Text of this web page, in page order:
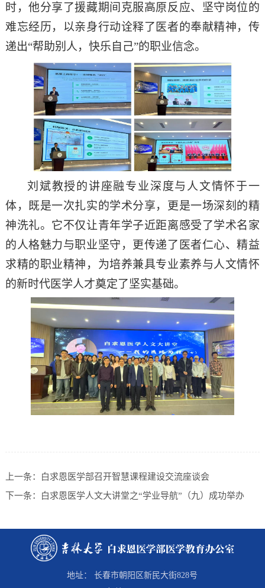
时，他分享了援藏期间克服高原反应、坚守岗位的
难忘经历，以亲身行动诠释了医者的奉献精神，传
递出“帮助别人，快乐自己”的职业信念。
刘斌教授的讲座融专业深度与人文情怀于一
体，既是一次扎实的学术分享，更是一场深刻的精
神洗礼。它不仅让青年学子近距离感受了学术名家
的人格魅力与职业坚守，更传递了医者仁心、精益
求精的职业精神，为培养兼具专业素养与人文情怀
的新时代医学人才奠定了坚实基础。
上一条：
白求恩医学部召开智慧课程建设交流座谈会
下一条：
白求恩医学人文大讲堂之“学业导航”（九）成功举办
地址： 长春市朝阳区新民大街828号